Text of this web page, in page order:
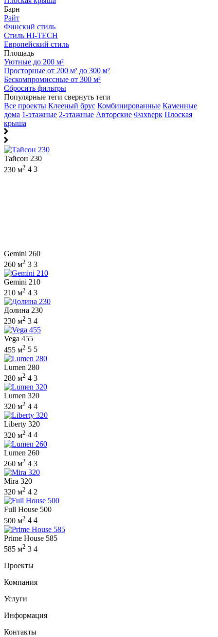
Барн
Райт
Финский стиль
Стиль HI-TECH
Европейский стиль
Площадь
Уютные до 200 м²
Просторные от 200 м² до 300 м²
Бескомпромиссные от 300 м²
Сбросить фильтры
Популярные теги свернуть теги
Все проекты Клееный брус Комбинированные Каменные
дома 1-этажные 2-этажные Авторские Фахверк Плоская
крыша
Тайсон 230
230 м2 4 3
Gemini 260
260 м2 3 3
Gemini 210
210 м2 4 3
Долина 230
230 м2 3 4
Vega 455
455 м2 5 5
Lumen 280
280 м2 4 3
Lumen 320
320 м2 4 4
Liberty 320
320 м2 4 4
Lumen 260
260 м2 4 3
Mira 320
320 м2 4 2
Full House 500
500 м2 4 4
Prime House 585
585 м2 3 4
Проекты
Компания
Услуги
Информация
Контакты